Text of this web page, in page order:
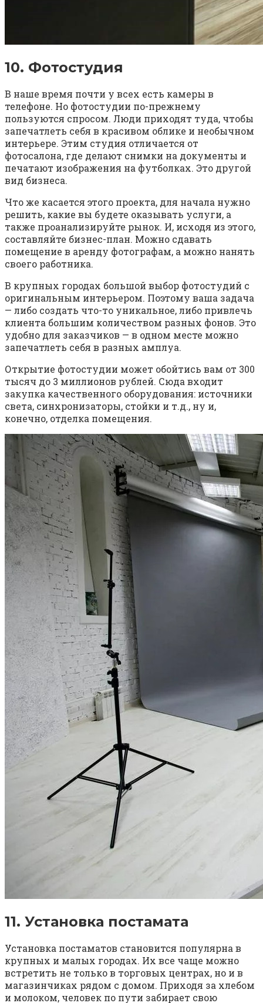
10. Фотостудия
В наше время почти у всех есть камеры в
телефоне. Но фотостудии по-прежнему
пользуются спросом. Люди приходят туда, чтобы
запечатлеть себя в красивом облике и необычном
интерьере. Этим студия отличается от
фотосалона, где делают снимки на документы и
печатают изображения на футболках. Это другой
вид бизнеса.
Что же касается этого проекта, для начала нужно
решить, какие вы будете оказывать услуги, а
также проанализируйте рынок. И, исходя из этого,
составляйте бизнес-план. Можно сдавать
помещение в аренду фотографам, а можно нанять
своего работника.
В крупных городах большой выбор фотостудий с
оригинальным интерьером. Поэтому ваша задача
— либо создать что-то уникальное, либо привлечь
клиента большим количеством разных фонов. Это
удобно для заказчиков — в одном месте можно
запечатлеть себя в разных амплуа.
Открытие фотостудии может обойтись вам от 300
тысяч до 3 миллионов рублей. Сюда входит
закупка качественного оборудования: источники
света, синхронизаторы, стойки и т.д., ну и,
конечно, отделка помещения.
11. Установка постамата
Установка постаматов становится популярна в
крупных и малых городах. Их все чаще можно
встретить не только в торговых центрах, но и в
магазинчиках рядом с домом. Приходя за хлебом
и молоком, человек по пути забирает свою